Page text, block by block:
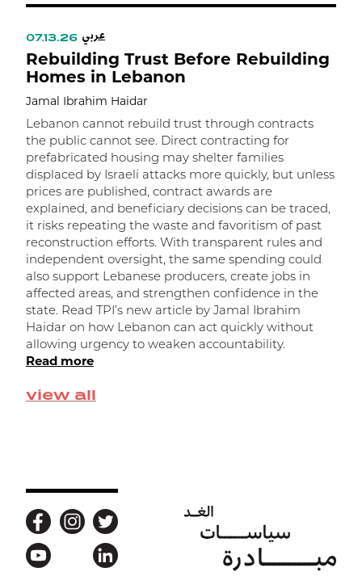
view all
07.13.26 عربي
Rebuilding Trust Before Rebuilding
Homes in Lebanon
Jamal Ibrahim Haidar
Lebanon cannot rebuild trust through contracts
the public cannot see. Direct contracting for
prefabricated housing may shelter families
displaced by Israeli attacks more quickly, but unless
prices are published, contract awards are
explained, and beneficiary decisions can be traced,
it risks repeating the waste and favoritism of past
reconstruction efforts. With transparent rules and
independent oversight, the same spending could
also support Lebanese producers, create jobs in
affected areas, and strengthen confidence in the
state. Read TPI’s new article by Jamal Ibrahim
Haidar on how Lebanon can act quickly without
allowing urgency to weaken accountability.
Read more